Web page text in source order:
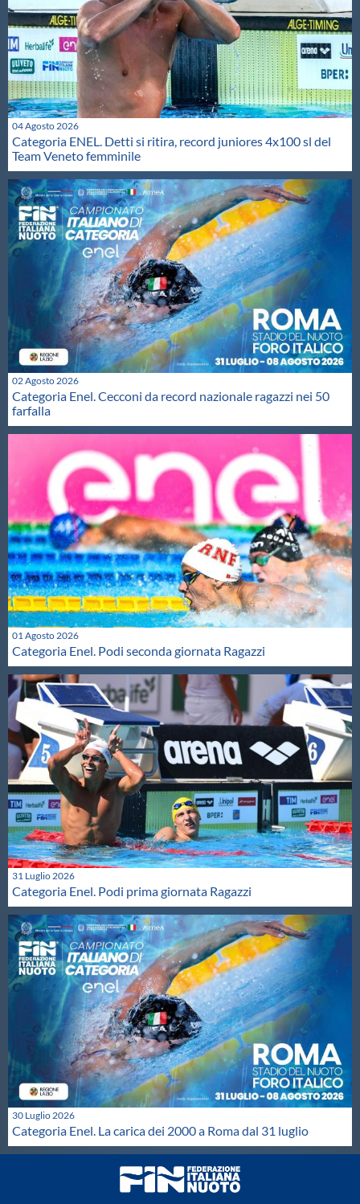
04 Agosto 2026
Categoria ENEL. Detti si ritira, record juniores 4x100 sl del
Team Veneto femminile
02 Agosto 2026
Categoria Enel. Cecconi da record nazionale ragazzi nei 50
farfalla
01 Agosto 2026
Categoria Enel. Podi seconda giornata Ragazzi
31 Luglio 2026
Categoria Enel. Podi prima giornata Ragazzi
30 Luglio 2026
Categoria Enel. La carica dei 2000 a Roma dal 31 luglio